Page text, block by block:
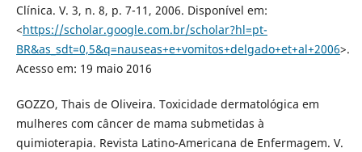
Clínica. V. 3, n. 8, p. 7-11, 2006. Disponível em:
<https://scholar.google.com.br/scholar?hl=pt-
BR&as_sdt=0,5&q=nauseas+e+vomitos+delgado+et+al+2006>.
Acesso em: 19 maio 2016
GOZZO, Thais de Oliveira. Toxicidade dermatológica em
mulheres com câncer de mama submetidas à
quimioterapia. Revista Latino-Americana de Enfermagem. V.